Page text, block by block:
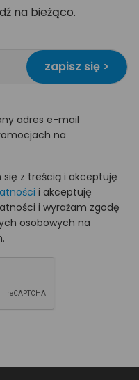
na bieżąco.
zapisz się >
adres e-mail
na
się z treścią i akceptuję
i akceptuję
i wyrażam zgodę
osobowych na